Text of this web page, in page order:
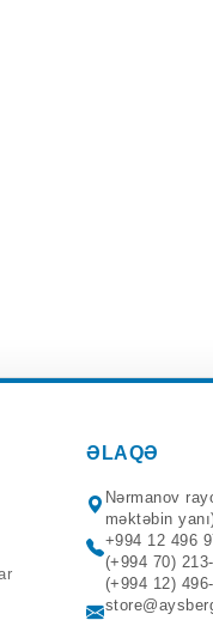
ƏLAQƏ
Nərmanov
məktəbin
+994 12 496
(+994 70)
(+994 12)